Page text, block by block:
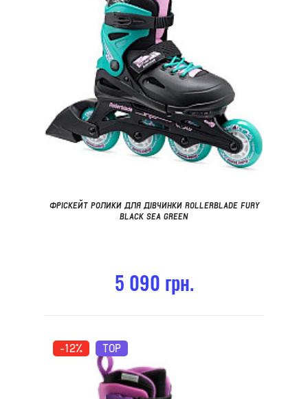
ФРІСКЕЙТ РОЛИКИ ДЛЯ ДІВЧИНКИ ROLLERBLADE FURY
BLACK SEA GREEN
5 090 грн.
-12% TOP